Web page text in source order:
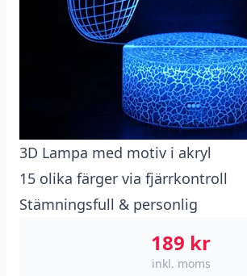
3D Lampa med motiv i akryl
15 olika färger via fjärrkontroll
Stämningsfull & personlig
189 kr
inkl. moms